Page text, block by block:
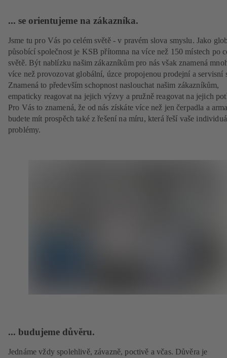
... se orientujeme na zákazníka.
Jsme tu pro Vás po celém světě - v pravém slova smyslu. Jako
působící společnost je KSB přítomna na více než 150 místech po
světě. Být nablízku našim zákazníkům pro nás však znamená
více než provozovat globální, úzce propojenou prodejní a servisní
Znamená to především schopnost naslouchat našim zákazníkům,
empaticky reagovat na jejich výzvy a pružně reagovat na jejich
Pro Vás to znamená, že od nás získáte více než jen čerpadla a
budete mít prospěch také z řešení na míru, která řeší vaše
problémy.
... budujeme důvěru.
Jednáme vždy spolehlivě, závazně, poctivě a včas. Důvěra je